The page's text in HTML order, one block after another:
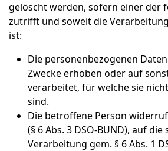
gelöscht werden, sofern einer der
zutrifft und soweit die
ist:
Die personenbezogenen
Zwecke erhoben oder auf
verarbeitet, für welche sie
sind.
Die betroffene Person
(§ 6 Abs. 3 DSO-BUND), auf die
Verarbeitung gem. § 6 Abs. 1